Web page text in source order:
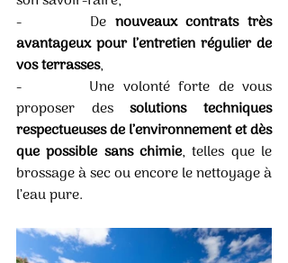
-        De nouveaux contrats très
avantageux pour l’entretien régulier de
vos terrasses,
-        Une volonté forte de vous
proposer des solutions techniques
respectueuses de l’environnement et dès
que possible sans chimie, telles que le
brossage à sec ou encore le nettoyage à
l’eau pure.